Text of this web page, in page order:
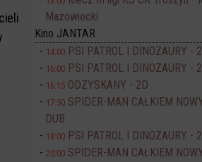
Mazowiecki
Kino JANTAR
14:00 PSI PATROL I DINOZAURY -
16:00 PSI PATROL I DINOZAURY -
16:15 ODZYSKANY - 2D
17:50 SPIDER-MAN CAŁKIEM
DUB
18:00 PSI PATROL I DINOZAURY -
20:00 SPIDER-MAN CAŁKIEM